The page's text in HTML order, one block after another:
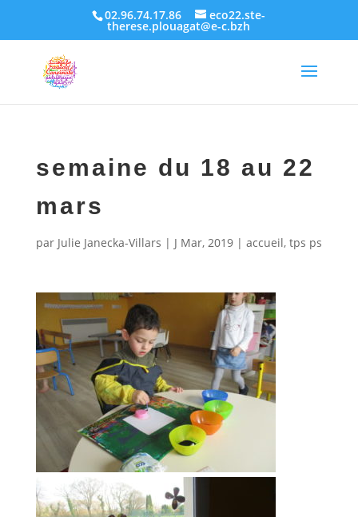
02.96.74.17.86 eco22.ste-
therese.plouagat@e-c.bzh
semaine du 18 au 22
mars
par Julie Janecka-Villars | J Mar, 2019| accueil, tps ps